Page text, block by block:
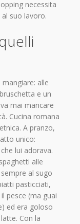
necessita
suo lavoro.
alle
e un
mai mancare
Cucina romana
A pranzo,
unico:
lui adorava.
alle
al sugo
pasticciati,
pesce (ma guai
ed era goloso
Con la